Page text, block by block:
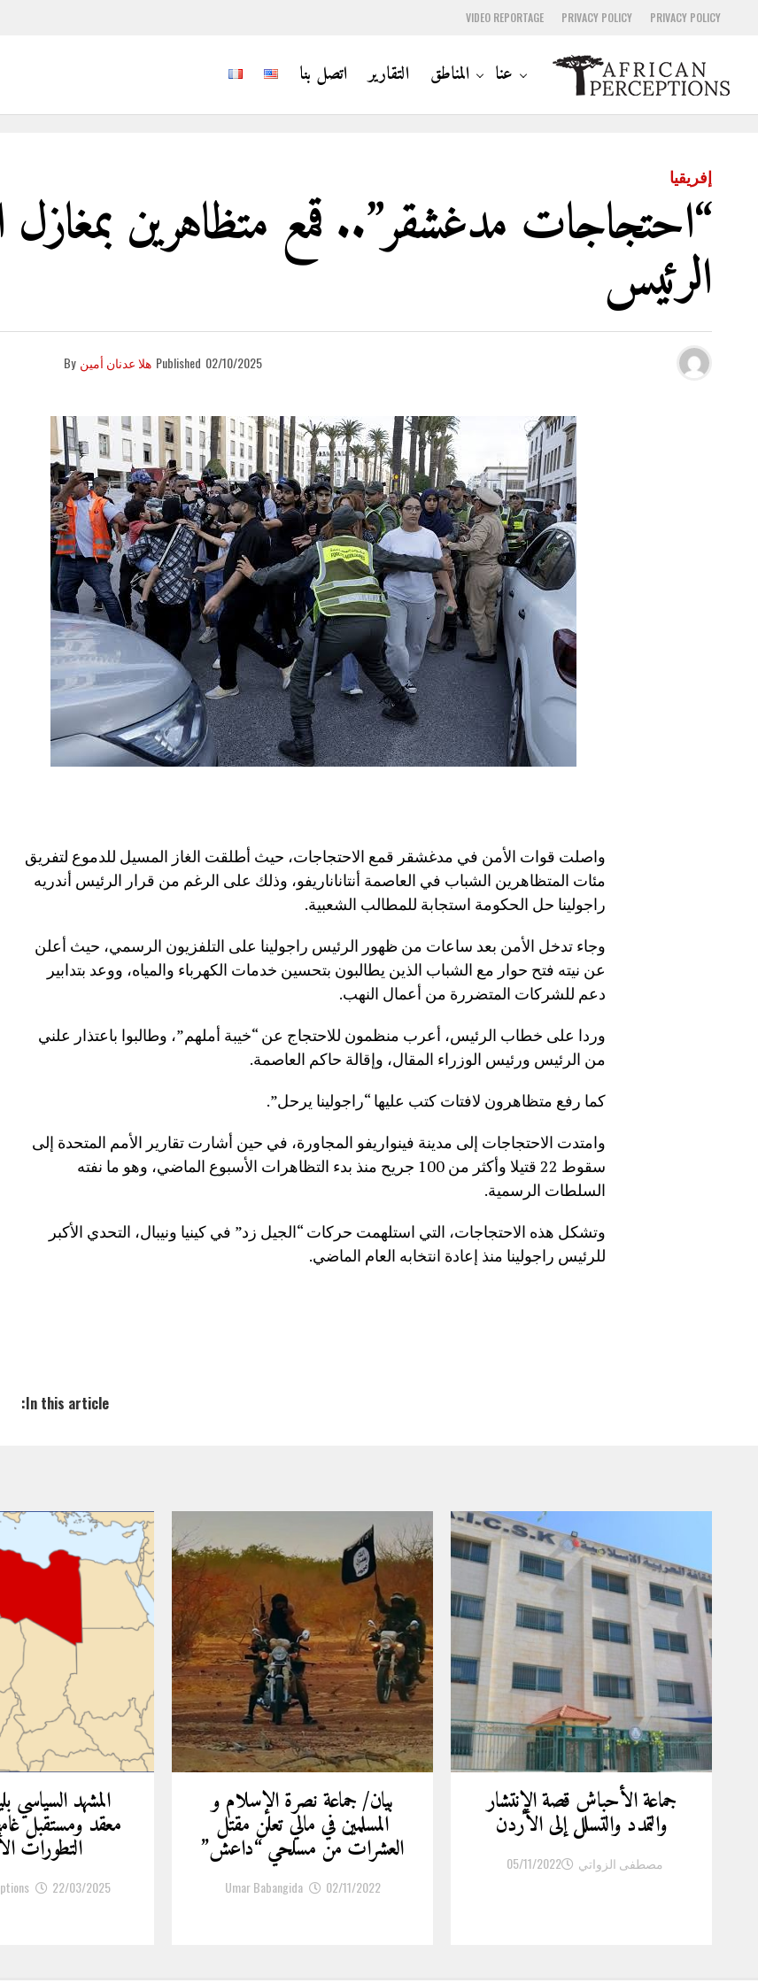
PRIVACY POLICY
PRIVACY POLICY
VIDEO REPORTAGE
عنا المناطق التقارير اتصل بنا
إفريقيا
“احتجاجات مدغشقر”.. قمع متظاهرين بمغازل
الرئيس
By هلا عدنان أمين Published 02/10/2025
واصلت قوات الأمن في مدغشقر قمع الاحتجاجات، حيث أطلقت الغاز المسيل للدموع لتفريق
مئات المتظاهرين الشباب في العاصمة أنتاناناريفو، وذلك على الرغم من قرار الرئيس أندريه
راجولينا حل الحكومة استجابة للمطالب الشعبية.
وجاء تدخل الأمن بعد ساعات من ظهور الرئيس راجولينا على التلفزيون الرسمي، حيث أعلن
عن نيته فتح حوار مع الشباب الذين يطالبون بتحسين خدمات الكهرباء والمياه، ووعد بتدابير
دعم للشركات المتضررة من أعمال النهب.
وردا على خطاب الرئيس، أعرب منظمون للاحتجاج عن “خيبة أملهم”، وطالبوا باعتذار علني
من الرئيس ورئيس الوزراء المقال، وإقالة حاكم العاصمة.
كما رفع متظاهرون لافتات كتب عليها “راجولينا يرحل”.
وامتدت الاحتجاجات إلى مدينة فينواريفو المجاورة، في حين أشارت تقارير الأمم المتحدة إلى
سقوط 22 قتيلا وأكثر من 100 جريح منذ بدء التظاهرات الأسبوع الماضي، وهو ما نفته
السلطات الرسمية.
وتشكل هذه الاحتجاجات، التي استلهمت حركات “الجيل زد” في كينيا ونيبال، التحدي الأكبر
للرئيس راجولينا منذ إعادة انتخابه العام الماضي.
In this article:
جماعة الأحباش قصة الإنتشار
والتمدد والتسلل إلى الأردن
مصطفى الزواتي 05/11/2022
بيان/ جماعة نصرة الإسلام و
المسلمين في مالي تعلن مقتل
العشرات من مسلحي “داعش”
Umar Babangida 02/11/2022
المشهد السياسي
معقد ومستقبل
التطورات
22/03/2025